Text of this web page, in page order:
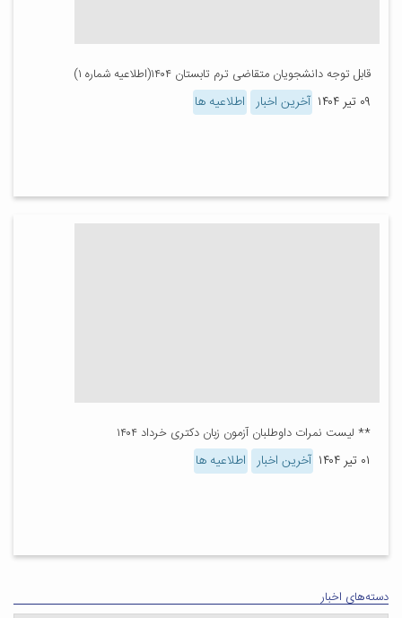
قابل توجه دانشجویان متقاضی ترم تابستان ۱۴۰۴(اطلاعیه شماره ۱)
۰۹ تیر ۱۴۰۴ آخرین اخبار اطلاعیه ها
** لیست نمرات داوطلبان آزمون زبان دکتری خرداد ۱۴۰۴
۰۱ تیر ۱۴۰۴ آخرین اخبار اطلاعیه ها
دسته‌های اخبار